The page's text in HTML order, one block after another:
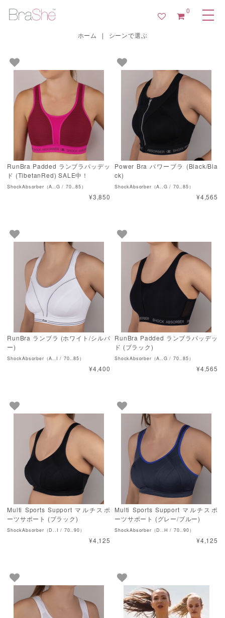
0
ホーム | シーンで選ぶ
RunBra Padded ランブラパッデッ
ド (TibetanRed) SALE中！
ShockAbsorber（A..G / 70..85）
¥3,850
Power Bra パワーブラ (Black/Bla
ck)
ShockAbsorber（A..G / 70..85）
¥4,565
RunBra ランブラ (ホワイト/シルバ
ー)
ShockAbsorber（A..I / 70..85）
¥4,400
RunBra Padded ランブラパッデッ
ド (ブラック)
ShockAbsorber（A..G / 70..85）
¥4,565
Multi Sports Support マルチスポ
ーツサポート (ブラック)
ShockAbsorber（D..I / 70..90）
¥4,125
Multi Sports Support マルチスポ
ーツサポート (グレー/ブルー)
ShockAbsorber（D..H / 70..90）
¥4,125